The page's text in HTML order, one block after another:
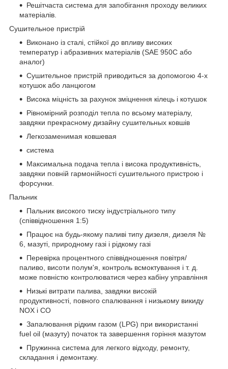
Решітчаста система для запобігання проходу великих
матеріалів.
Сушительное пристрій
Виконано із сталі, стійкої до впливу високих
температур і абразивних матеріалів (SAE 950C або
аналог)
Сушительное пристрій приводиться за допомогою 4-х
котушок або ланцюгом
Висока міцність за рахунок зміцнення кілець і котушок
Рівномірний розподіл тепла по всьому матеріалу,
завдяки прекрасному дизайну сушительных ковшів
Легкозаменимая ковшевая
система
Максимальна подача тепла і висока продуктивність,
завдяки повній гармонійності сушительного пристрою і
форсунки.
Пальник
Пальник високого тиску індустріального типу
(співвідношення 1:5)
Працює на будь-якому паливі типу дизеля, дизеля №
6, мазуті, природному газі і рідкому газі
Перевірка процентного співвідношення повітря/
паливо, висоти полум'я, контроль всмоктування і т. д.
може повністю контролюватися через кабіну управління
Низькі витрати палива, завдяки високій
продуктивності, повного спалювання і низькому викиду
NOX і CO
Запалювання рідким газом (LPG) при використанні
fuel oil (мазуту) початок та завершення горіння мазутом
Пружинна система для легкого відходу, ремонту,
складання і демонтажу.